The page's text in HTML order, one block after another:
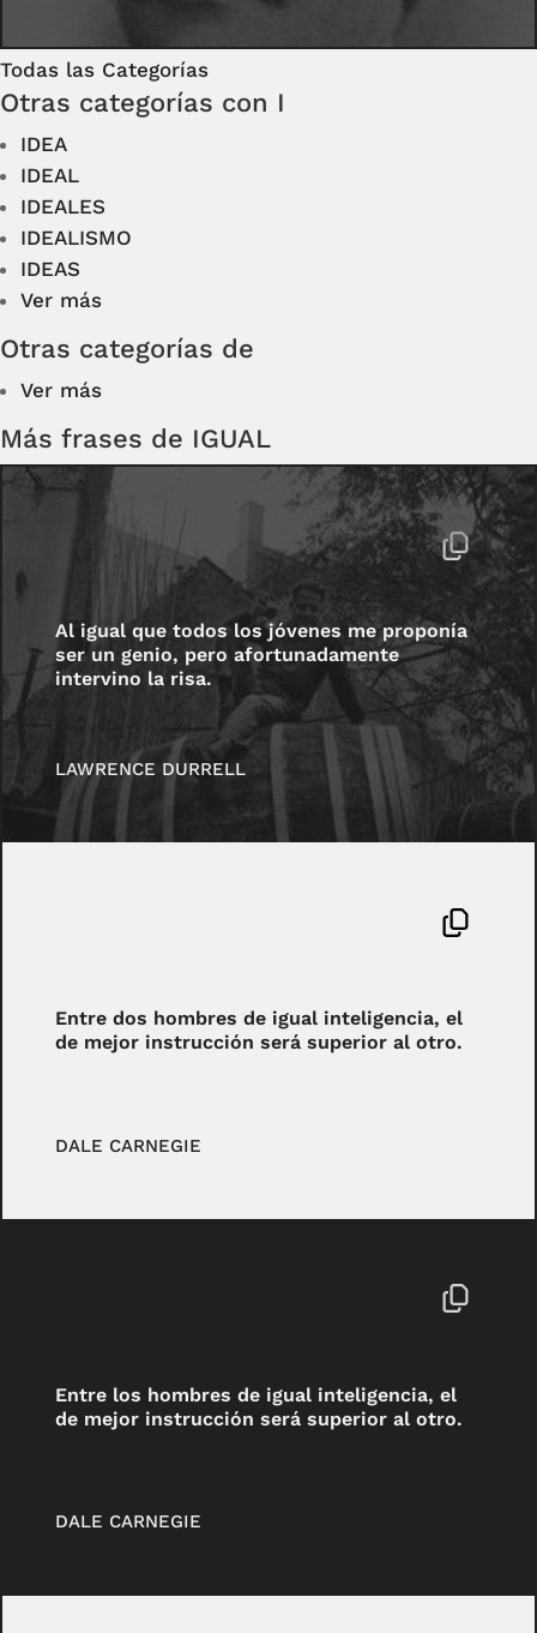
Todas las Categorías
Otras categorías con I
IDEA
IDEAL
IDEALES
IDEALISMO
IDEAS
Ver más
Otras categorías de
Ver más
Más frases de IGUAL
Al igual que todos los jóvenes me proponía
ser un genio, pero afortunadamente
intervino la risa.
LAWRENCE DURRELL
Entre dos hombres de igual inteligencia, el
de mejor instrucción será superior al otro.
DALE CARNEGIE
Entre los hombres de igual inteligencia, el
de mejor instrucción será superior al otro.
DALE CARNEGIE